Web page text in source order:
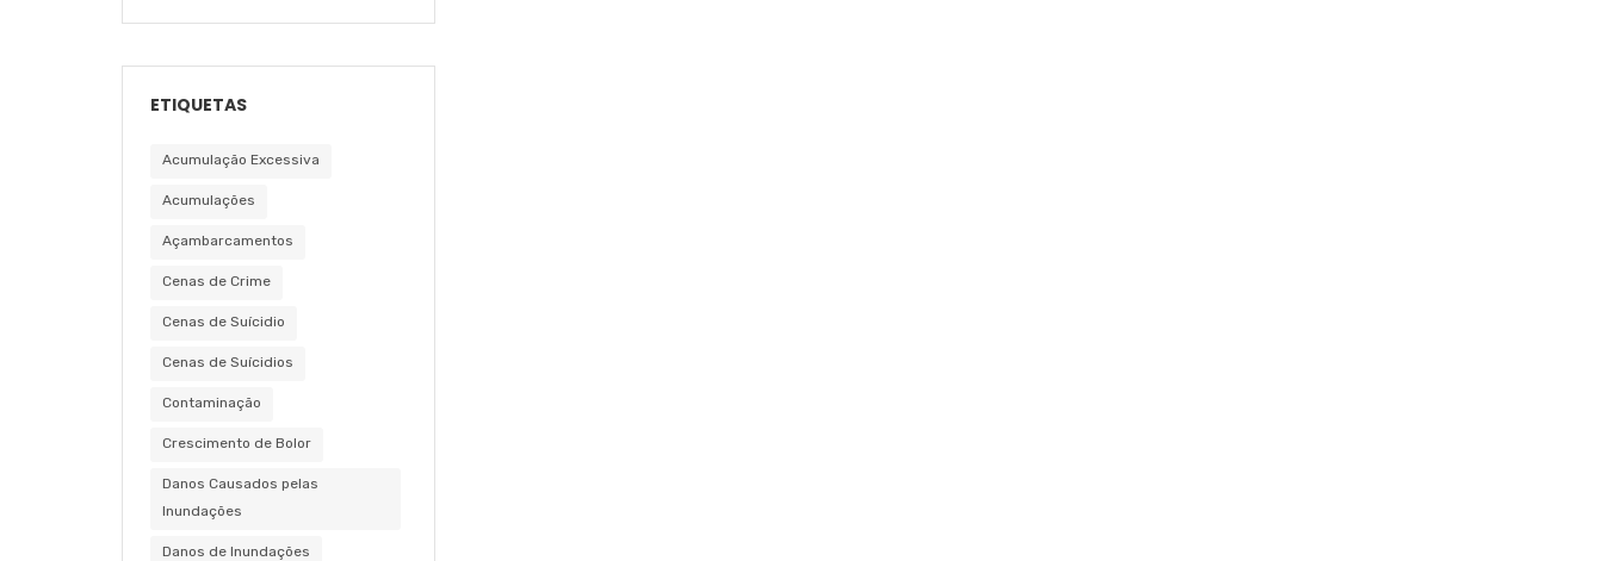
ETIQUETAS
Acumulação Excessiva
Acumulações
Açambarcamentos
Cenas de Crime
Cenas de Suícidio
Cenas de Suícidios
Contaminação
Crescimento de Bolor
Danos Causados pelas
Inundações
Danos de Inundações